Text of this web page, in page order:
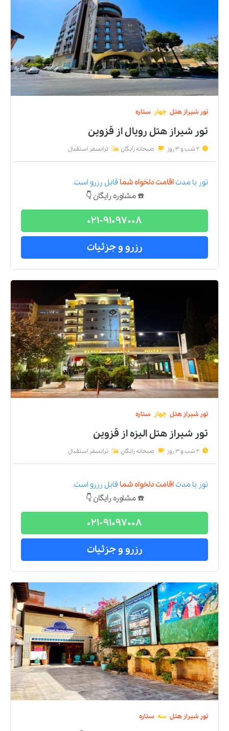
تور شیراز هتل چهار ستاره
تور شیراز هتل رویالاز قزوین
2 شب و 3 روز صبحانه رایگان ترانسفر استقبال
تور با مدتاقامت دلخواه شما قابل رزرو است.
☎️ مشاوره رایگان 👇
021-91097008
رزرو و جزئیات
تور شیراز هتل چهار ستاره
تور شیراز هتل الیزهاز قزوین
2 شب و 3 روز صبحانه رایگان ترانسفر استقبال
تور با مدتاقامت دلخواه شما قابل رزرو است.
☎️ مشاوره رایگان 👇
021-91097008
رزرو و جزئیات
تور شیراز هتل سه ستاره